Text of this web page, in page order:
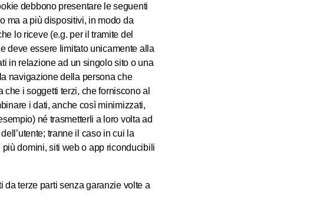
debbono presentare le seguenti
ma a più dispositivi, in modo da
lo riceve (e.g. per il tramite del
deve essere limitato unicamente alla
in relazione ad un singolo sito o una
navigazione della persona che
i soggetti terzi, che forniscono al
i dati, anche così minimizzati,
né trasmetterli a loro volta ad
tranne il caso in cui la
domini, siti web o app riconducibili
da terze parti senza garanzie volte a